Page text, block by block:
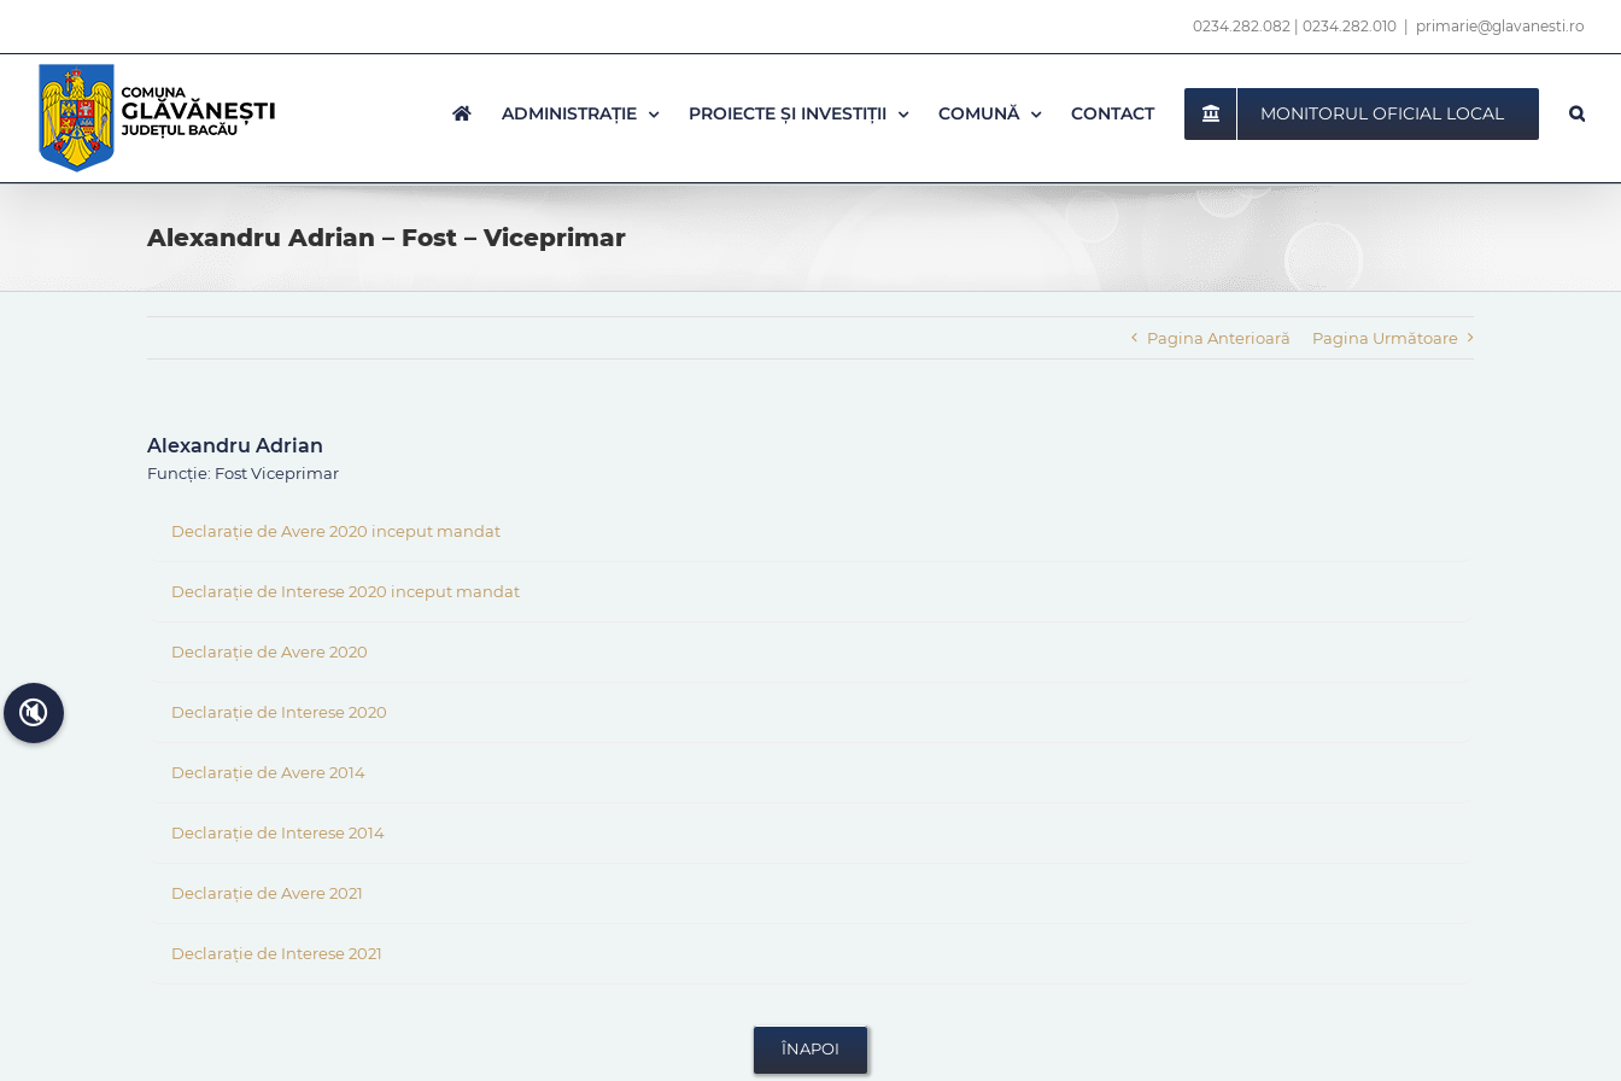
content
0234.282.082 0234.282.010 primarie@glavanesti.ro
ADMINISTRAȚIE PROIECTE ȘI INVESTIȚII COMUNĂ CONTACT MONITORUL OFICIAL LOCAL
Alexandru Adrian – Fost – Viceprimar
Pagina Anterioară Pagina Următoare
Alexandru Adrian
Funcție: Fost Viceprimar
Declarație de Avere 2020 inceput mandat
Declarație de Interese 2020 inceput mandat
Declarație de Avere 2020
Declarație de Interese 2020
Declarație de Avere 2014
Declarație de Interese 2014
Declarație de Avere 2021
Declarație de Interese 2021
🔇